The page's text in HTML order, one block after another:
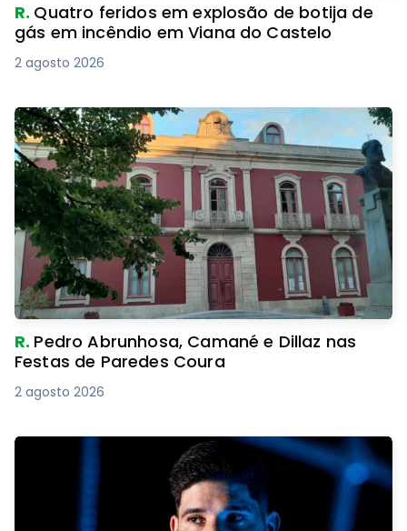
R. Quatro feridos em explosão de botija de
gás em incêndio em Viana do Castelo
2 agosto 2026
R. Pedro Abrunhosa, Camané e Dillaz nas
Festas de Paredes Coura
2 agosto 2026